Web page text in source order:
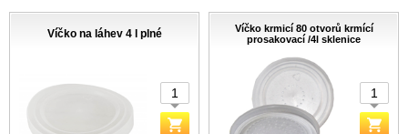
Víčko na láhev 4 l plné
Víčko krmicí 80 otvorů krmící
prosakovací /4l sklenice